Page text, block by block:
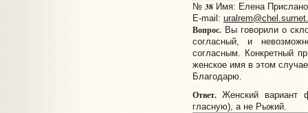
№ 38Имя: Елена
E-mail:
Вопрос.Вы говорили о
согласный, и
согласным. Конкретный
женское имя в этом
Благодарю.
Ответ.Женский вариант
гласную), а не Рыжий.